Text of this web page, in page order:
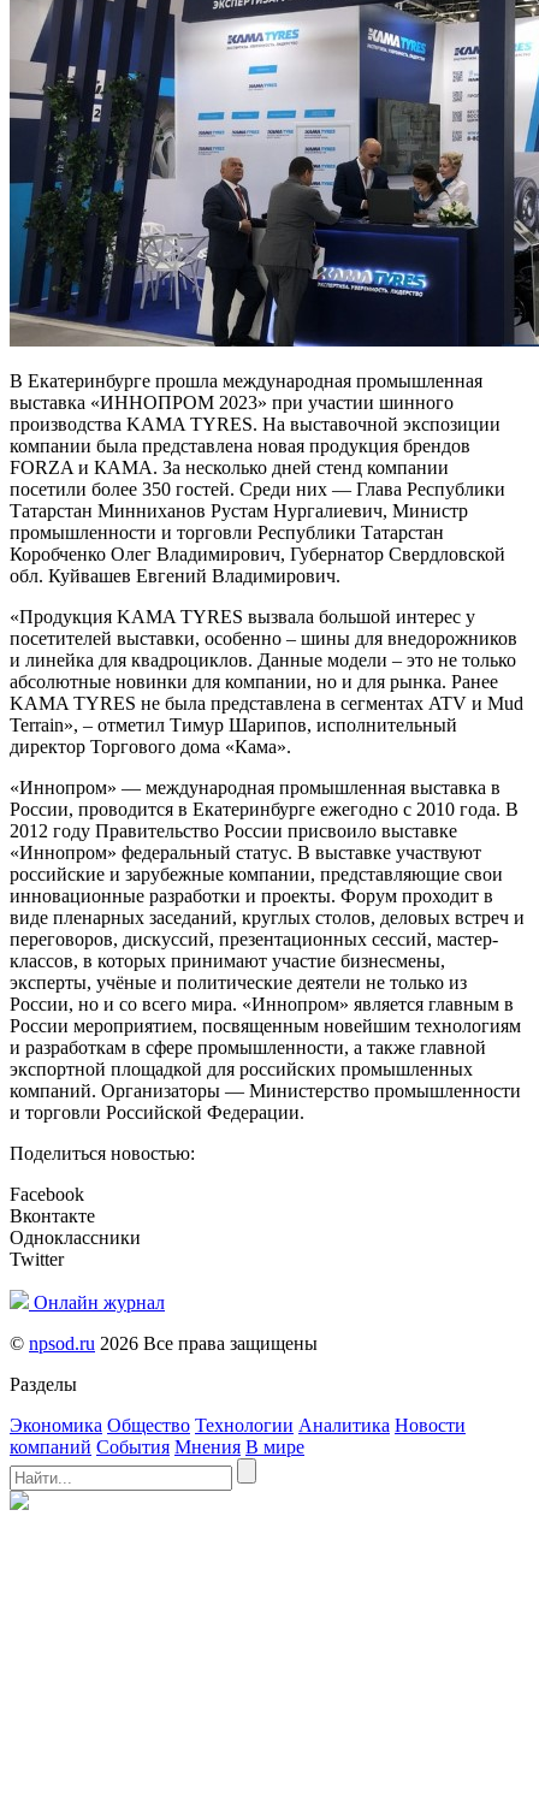
В Екатеринбурге прошла международная промышленная
выставка «ИННОПРОМ 2023» при участии шинного
производства KAMA TYRES. На выставочной экспозиции
компании была представлена новая продукция брендов
FORZA и КАМА. За несколько дней стенд компании
посетили более 350 гостей. Среди них — Глава Республики
Татарстан Минниханов Рустам Нургалиевич, Министр
промышленности и торговли Республики Татарстан
Коробченко Олег Владимирович, Губернатор Свердловской
обл. Куйвашев Евгений Владимирович.
«Продукция KAMA TYRES вызвала большой интерес у
посетителей выставки, особенно – шины для внедорожников
и линейка для квадроциклов. Данные модели – это не только
абсолютные новинки для компании, но и для рынка. Ранее
KAMA TYRES не была представлена в сегментах ATV и Mud
Terrain», – отметил Тимур Шарипов, исполнительный
директор Торгового дома «Кама».
«Иннопром» — международная промышленная выставка в
России, проводится в Екатеринбурге ежегодно с 2010 года. В
2012 году Правительство России присвоило выставке
«Иннопром» федеральный статус. В выставке участвуют
российские и зарубежные компании, представляющие свои
инновационные разработки и проекты. Форум проходит в
виде пленарных заседаний, круглых столов, деловых встреч и
переговоров, дискуссий, презентационных сессий, мастер-
классов, в которых принимают участие бизнесмены,
эксперты, учёные и политические деятели не только из
России, но и со всего мира. «Иннопром» является главным в
России мероприятием, посвященным новейшим технологиям
и разработкам в сфере промышленности, а также главной
экспортной площадкой для российских промышленных
компаний. Организаторы — Министерство промышленности
и торговли Российской Федерации.
Поделиться новостью:
Facebook
Вконтакте
Одноклассники
Twitter
Онлайн журнал
© npsod.ru 2026 Все права защищены
Разделы
Экономика Общество Технологии Аналитика Новости
компаний События Мнения В мире